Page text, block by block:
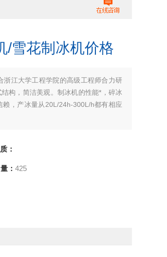
/雪花制冰机价格
江大学工程学院的高级工程师合力研
构，简洁美观。制冰机的性能*，碎冰
，产冰量从20L/24h-300L/h都有相应
：
： 425